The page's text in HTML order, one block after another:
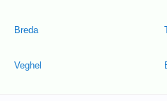
Breda
Veghel